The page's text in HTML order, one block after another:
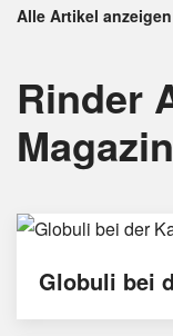
Alle Artikel anzeigen
Rinder
Magazin
Globuli bei